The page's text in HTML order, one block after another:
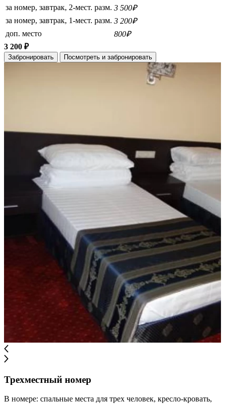
за номер, завтрак, 2-мест. разм. 3 500₽
за номер, завтрак, 1-мест. разм. 3 200₽
доп. место
800₽
3 200 ₽
Забронировать Посмотреть и забронировать
Трехместный номер
В номере: спальные места для трех человек, кресло-кровать,